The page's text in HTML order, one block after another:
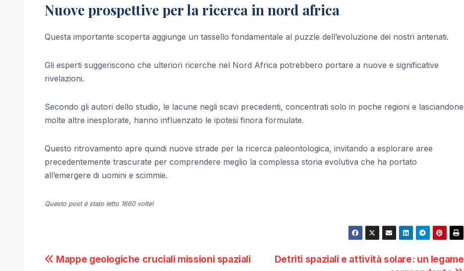
Nuove prospettive per la ricerca in nord africa
Questa importante scoperta aggiunge un tassello fondamentale al puzzle dell’evoluzione dei nostri antenati.
Gli esperti suggeriscono che ulteriori ricerche nel Nord Africa potrebbero portare a nuove e significative
rivelazioni.
Secondo gli autori dello studio, le lacune negli scavi precedenti, concentrati solo in poche regioni e lasciandone
molte altre inesplorate, hanno influenzato le ipotesi finora formulate.
Questo ritrovamento apre quindi nuove strade per la ricerca paleontologica, invitando a esplorare aree
precedentemente trascurate per comprendere meglio la complessa storia evolutiva che ha portato
all’emergere di uomini e scimmie.
Questo post é stato letto 1660 volte!
Navigazione
Detriti spaziali e attività solare: un legame
Mappe geologiche cruciali missioni spaziali